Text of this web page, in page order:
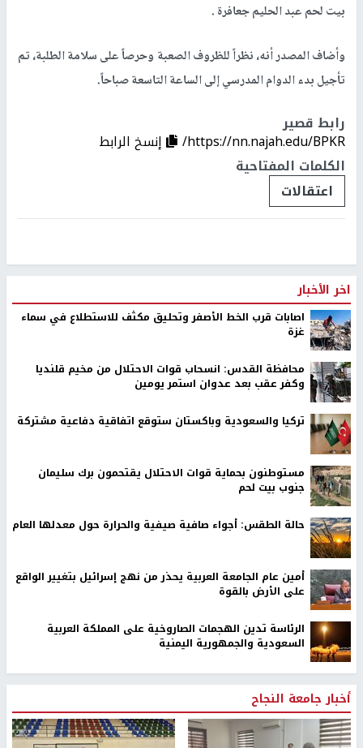
بيت لحم عبد الحليم جعافرة .
وأضاف المصدر أنه، نظراً للظروف الصعبة وحرصاً على سلامة الطلبة، تم
تأجيل بدء الدوام المدرسي إلى الساعة التاسعة صباحاً.
رابط قصير
https://nn.najah.edu/BPKR/
إنسخ الرابط
الكلمات المفتاحية
اعتقالات
اخر الأخبار
اصابات قرب الخط الأصفر وتحليق مكثف للاستطلاع في سماء
غزة
محافظة القدس: انسحاب قوات الاحتلال من مخيم قلنديا
وكفر عقب بعد عدوان استمر يومين
تركيا والسعودية وباكستان ستوقع اتفاقية دفاعية مشتركة
مستوطنون بحماية قوات الاحتلال يقتحمون برك سليمان
جنوب بيت لحم
حالة الطقس: أجواء صافية صيفية والحرارة حول معدلها العام
أمين عام الجامعة العربية يحذر من نهج إسرائيل بتغيير الواقع
على الأرض بالقوة
الرئاسة تدين الهجمات الصاروخية على المملكة العربية
السعودية والجمهورية اليمنية
أخبار جامعة النجاح